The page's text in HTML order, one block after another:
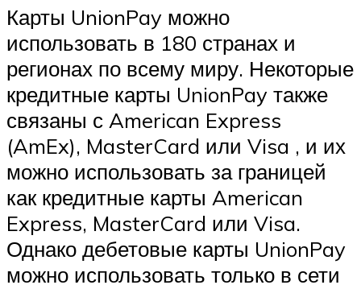
Карты UnionPay можно
использовать в 180 странах и
регионах по всему миру. Некоторые
кредитные карты UnionPay также
связаны с American Express
(AmEx), MasterCard или Visa , и их
можно использовать за границей
как кредитные карты American
Express, MasterCard или Visa.
Однако дебетовые карты UnionPay
можно использовать только в сети